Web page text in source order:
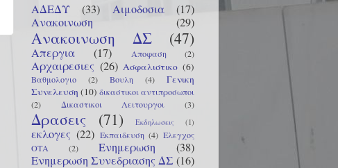
ΑΔΕΔΥ (33) Αιμοδοσια
(17)
Ανακοινωση
(29)
Ανακοινωση ΔΣ (47)
Απεργια (17) Αποφαση (2)
Αρχαιρεσιες (26) Ασφαλιστικο (6)
Βαθμολογιο (2) Βουλη (4)
Γενικη
Συνελευση (10) δικαστικοι αντιπροσωποι
(2)
Δικαστικοι Λειτουργοι (3)
Δρασεις (71) Εκδηλωσεις (1)
εκλογες (22) Εκπαιδευση (4) Ελεγχος
ΟΤΑ
(2) Ενημερωση
(38)
Ενημερωση Συνεδριασης ΔΣ (16)